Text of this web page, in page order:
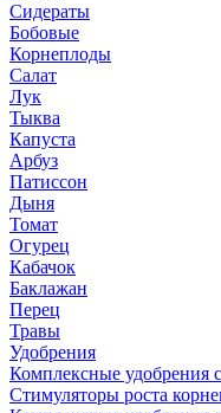
Сидераты
Бобовые
Корнеплоды
Салат
Лук
Тыква
Капуста
Арбуз
Патиссон
Дыня
Томат
Огурец
Кабачок
Баклажан
Перец
Травы
Удобрения
Комплексные удобрения
Стимуляторы роста